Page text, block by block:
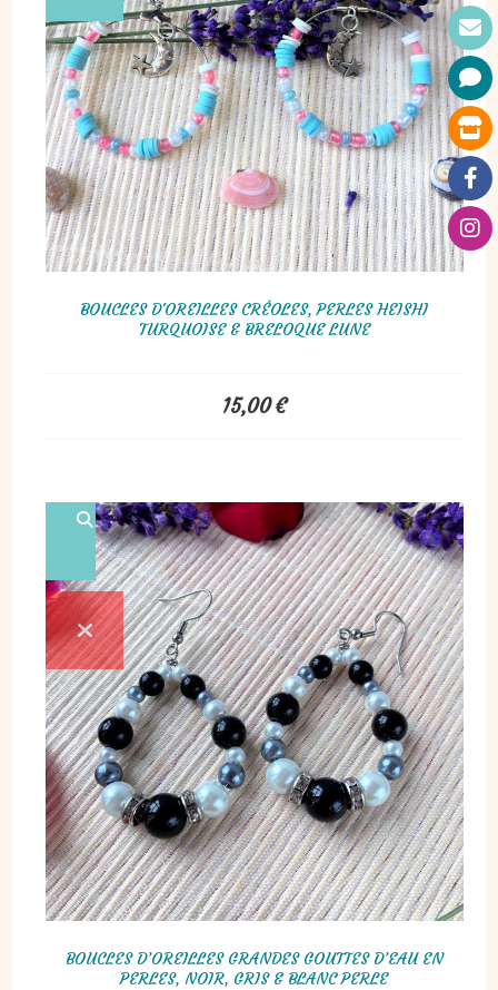
BOUCLES D'OREILLES CRÉOLES, PERLES HEISHI
TURQUOISE & BRELOQUE LUNE
15,00€
BOUCLES D’OREILLES GRANDES GOUTTES D’EAU EN
PERLES, NOIR, GRIS & BLANC PERLE